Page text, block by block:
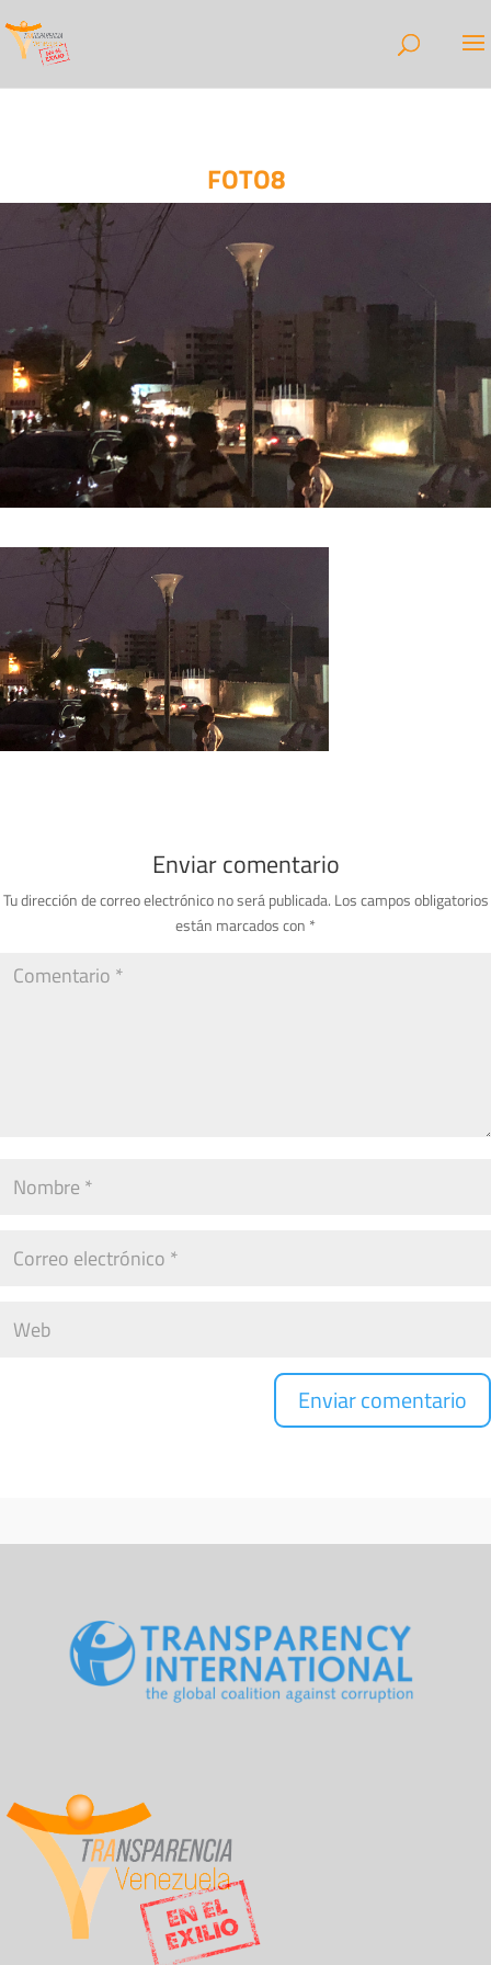
FOTO8
Enviar comentario
Tu dirección de correo electrónico no será publicada. Los campos obligatorios
están marcados con *